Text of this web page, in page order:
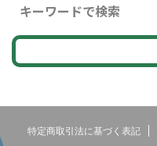
キーワードで検索
特定商取引法に基づく表記